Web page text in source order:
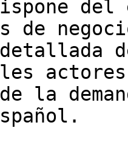
del
de
la